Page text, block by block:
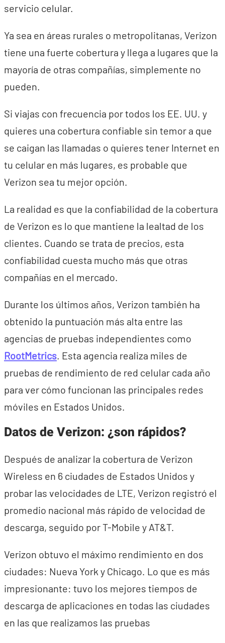
servicio celular.
Ya sea en áreas rurales o metropolitanas, Verizon
tiene una fuerte cobertura y llega a lugares que la
mayoría de otras compañías, simplemente no
pueden.
Si viajas con frecuencia por todos los EE. UU. y
quieres una cobertura confiable sin temor a que
se caigan las llamadas o quieres tener Internet en
tu celular en más lugares, es probable que
Verizon sea tu mejor opción.
La realidad es que la confiabilidad de la cobertura
de Verizon es lo que mantiene la lealtad de los
clientes. Cuando se trata de precios, esta
confiabilidad cuesta mucho más que otras
compañías en el mercado.
Durante los últimos años, Verizon también ha
obtenido la puntuación más alta entre las
agencias de pruebas independientes como
RootMetrics. Esta agencia realiza miles de
pruebas de rendimiento de red celular cada año
para ver cómo funcionan las principales redes
móviles en Estados Unidos.
Datos de Verizon: ¿son rápidos?
Después de analizar la cobertura de Verizon
Wireless en 6 ciudades de Estados Unidos y
probar las velocidades de LTE, Verizon registró el
promedio nacional más rápido de velocidad de
descarga, seguido por T-Mobile y AT&T.
Verizon obtuvo el máximo rendimiento en dos
ciudades: Nueva York y Chicago. Lo que es más
impresionante: tuvo los mejores tiempos de
descarga de aplicaciones en todas las ciudades
en las que realizamos las pruebas